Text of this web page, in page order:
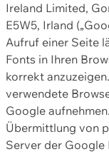
Ireland Limited,
E5W5, Irland
Aufruf einer Seite
Fonts in Ihren
korrekt
verwendete
Google
Übermittlung von
Server der Google